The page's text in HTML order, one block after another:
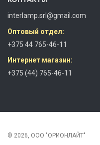
interlamp.srl@gmail.com
Оптовый отдел:
+375 44 765-46-11
Интернет магазин:
+375 (44) 765-46-11
© 2026, ООО "ОРИОНЛАЙТ"